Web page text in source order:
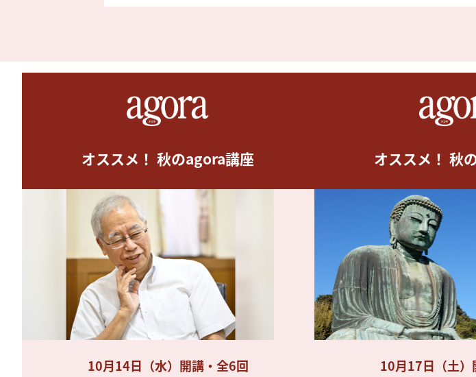
オススメ！ 秋のagora講座
10月14日（水）開講・全6回
オススメ！ 秋
10月17日（土）